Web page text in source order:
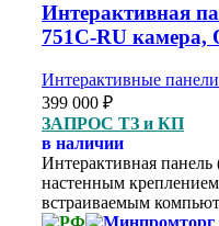
Интерактивная
751C-RU камера,
Интерактивные панели
399 000 ₽
ЗАПРОС ТЗ и КП
в наличии
Интерактивная
настенным
встраиваемым